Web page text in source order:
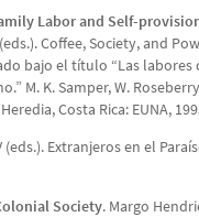
Labor and Self-
Coffee, Society, and
bajo el título “Las labores
M. K. Samper, W.
Costa Rica: EUNA,
(eds.). Extranjeros en el
Society. Margo